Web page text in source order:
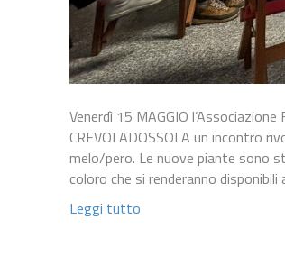
Venerdì 15 MAGGIO
CREVOLADOSSOLA un incontro
melo/pero. Le nuove piante sono
coloro che si renderanno
Leggi tutto